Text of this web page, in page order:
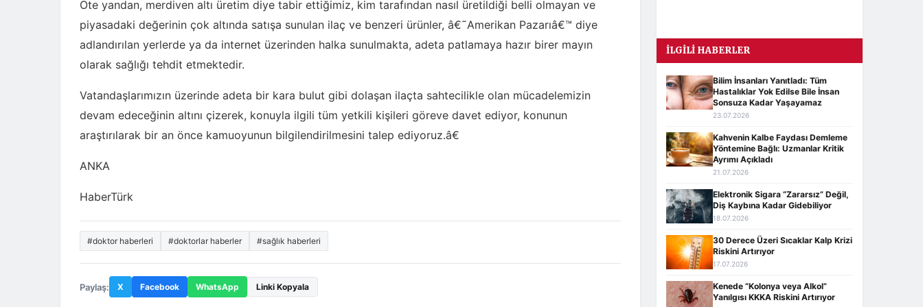
Öte yandan, merdiven altı üretim diye tabir ettiğimiz, kim tarafından nasıl üretildiği belli olmayan ve
piyasadaki değerinin çok altında satışa sunulan ilaç ve benzeri ürünler, â€˜Amerikan Pazarıâ€™ diye
adlandırılan yerlerde ya da internet üzerinden halka sunulmakta, adeta patlamaya hazır birer mayın
olarak sağlığı tehdit etmektedir.
Vatandaşlarımızın üzerinde adeta bir kara bulut gibi dolaşan ilaçta sahtecilikle olan mücadelemizin
devam edeceğinin altını çizerek, konuyla ilgili tüm yetkili kişileri göreve davet ediyor, konunun
araştırılarak bir an önce kamuoyunun bilgilendirilmesini talep ediyoruz.â€
ANKA
HaberTürk
#doktor haberleri #doktorlar haberler #sağlık haberleri
Paylaş: X Facebook WhatsApp Linki Kopyala
İLGILI HABERLER
Bilim İnsanları Yanıtladı: Tüm
Hastalıklar Yok Edilse Bile İnsan
Sonsuza Kadar Yaşayamaz
23.07.2026
Kahvenin Kalbe Faydası Demleme
Yöntemine Bağlı: Uzmanlar Kritik
Ayrımı Açıkladı
21.07.2026
Elektronik Sigara “Zararsız” Değil,
Diş Kaybına Kadar Gidebiliyor
18.07.2026
30 Derece Üzeri Sıcaklar Kalp Krizi
Riskini Artırıyor
17.07.2026
Kenede “Kolonya veya Alkol”
Yanılgısı KKKA Riskini Artırıyor